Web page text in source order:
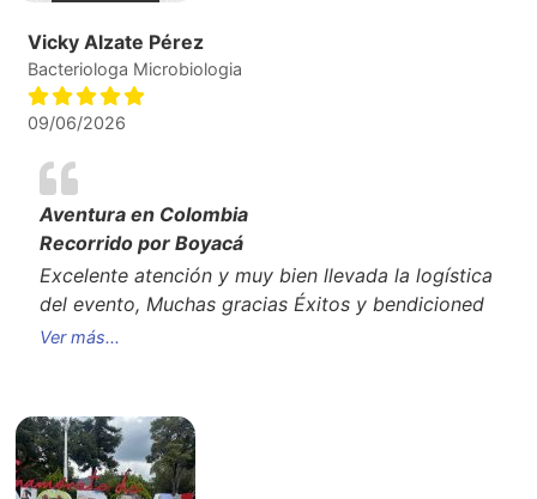
Vicky Alzate Pérez
Bacteriologa Microbiologia
09/06/2026
Aventura en Colombia
Recorrido por Boyacá
Excelente atención y muy bien llevada la logística
del evento, Muchas gracias Éxitos y bendicioned
Ver más...